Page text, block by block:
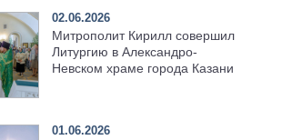
02.06.2026
Митрополит Кирилл совершил
Литургию в Александро-
Невском храме города Казани
01.06.2026